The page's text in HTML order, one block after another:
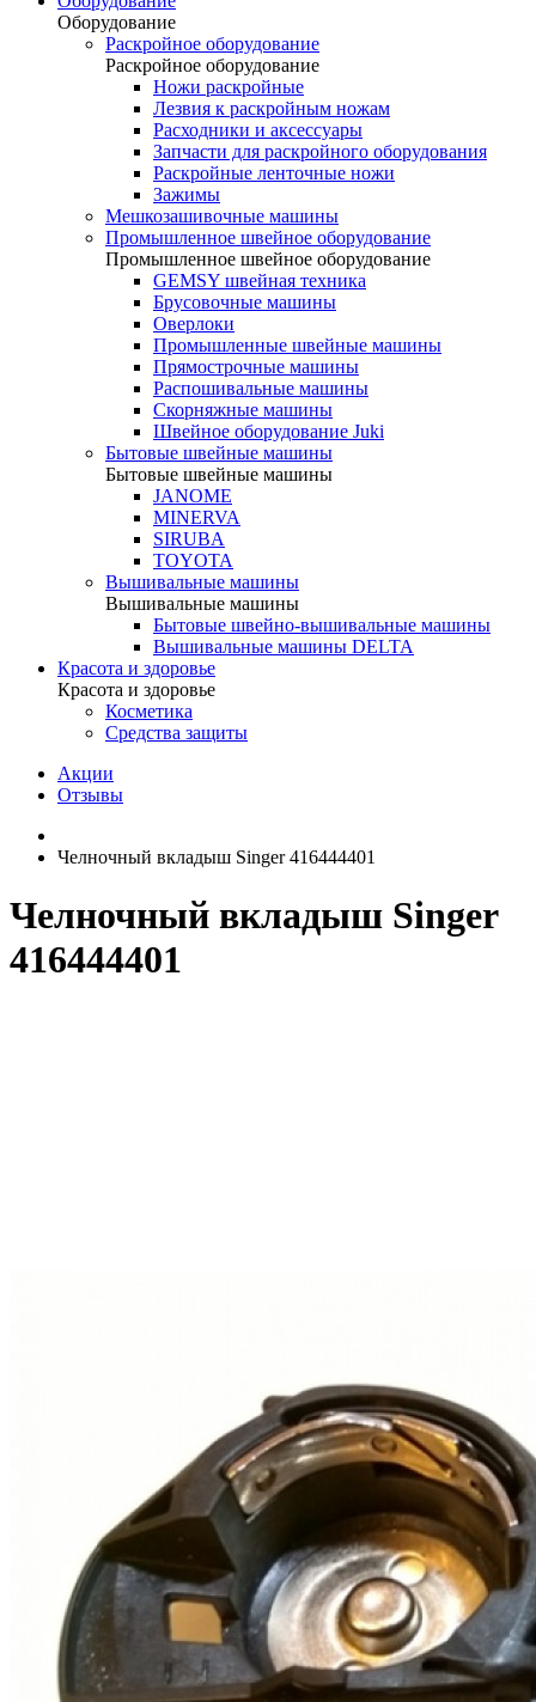
Оборудование
Раскройное оборудование
Раскройное оборудование
Ножи раскройные
Лезвия к раскройным ножам
Расходники и аксессуары
Запчасти для раскройного оборудования
Раскройные ленточные ножи
Зажимы
Мешкозашивочные машины
Промышленное швейное оборудование
Промышленное швейное оборудование
GEMSY швейная техника
Брусовочные машины
Оверлоки
Промышленные швейные машины
Прямострочные машины
Распошивальные машины
Скорняжные машины
Швейное оборудование Juki
Бытовые швейные машины
Бытовые швейные машины
JANOME
MINERVA
SIRUBA
TOYOTA
Вышивальные машины
Вышивальные машины
Бытовые швейно-вышивальные машины
Вышивальные машины DELTA
Красота и здоровье
Красота и здоровье
Косметика
Средства защиты
Акции
Отзывы
Челночный вкладыш Singer 416444401
Челночный вкладыш Singer
416444401